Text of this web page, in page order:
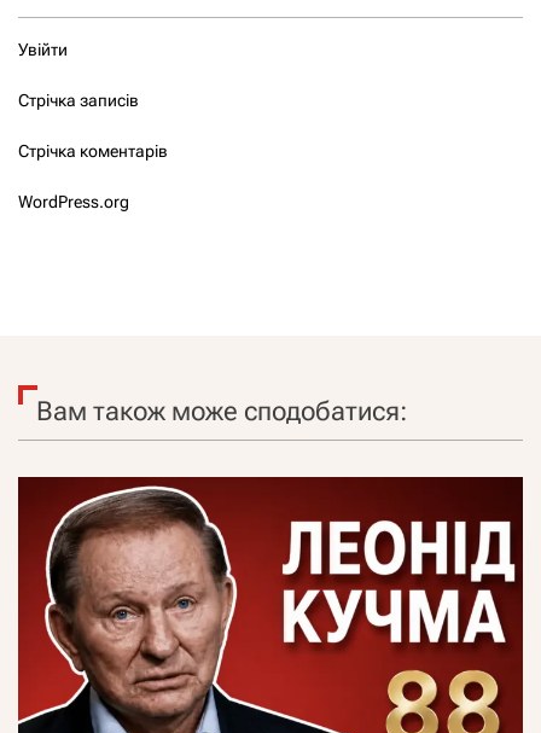
Увійти
Стрічка записів
Стрічка коментарів
WordPress.org
Вам також може сподобатися: